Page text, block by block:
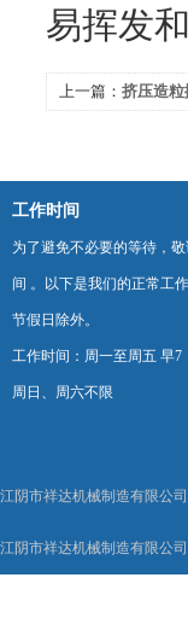
易挥发
上一篇： 挤压造
工作时间
为了避免不必要的等待，
间 。以下是我们的正常工
节假日除外。
工作时间：周一至周五 早7
周日、周六不限
江阴市祥达机械制造有限公
江阴市祥达机械制造有限公司